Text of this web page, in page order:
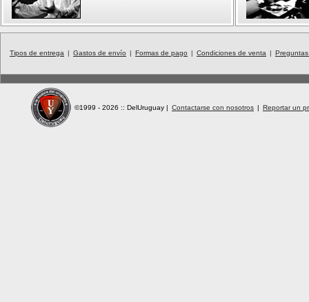
Tipos de entrega | Gastos de envío | Formas de pago | Condiciones de venta |
©1999 - 2026 :: DelUruguay | Contactarse con nosotros | Reportar un